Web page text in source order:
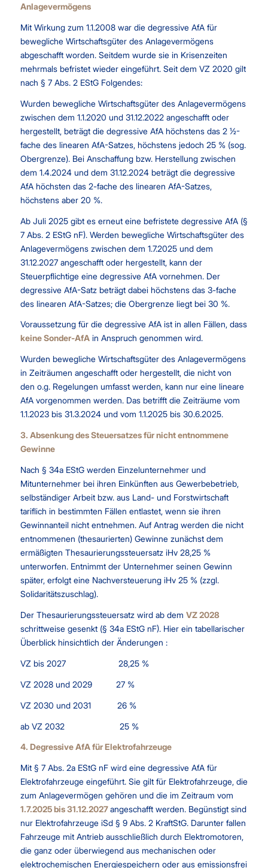
Anlagevermögens
Mit Wirkung zum 1.1.2008 war die degressive AfA für
bewegliche Wirtschaftsgüter des Anlagevermögens
abgeschafft worden. Seitdem wurde sie in Krisenzeiten
mehrmals befristet wieder eingeführt. Seit dem VZ 2020 gilt
nach § 7 Abs. 2 EStG Folgendes:
Wurden bewegliche Wirtschaftsgüter des Anlagevermögens
zwischen dem 1.1.2020 und 31.12.2022 angeschafft oder
hergestellt, beträgt die degressive AfA höchstens das 2 ½-
fache des linearen AfA-Satzes, höchstens jedoch 25 % (sog.
Obergrenze). Bei Anschaffung bzw. Herstellung zwischen
dem 1.4.2024 und dem 31.12.2024 beträgt die degressive
AfA höchsten das 2-fache des linearen AfA-Satzes,
höchstens aber 20 %.
Ab Juli 2025 gibt es erneut eine befristete degressive AfA (§
7 Abs. 2 EStG nF). Werden bewegliche Wirtschaftsgüter des
Anlagevermögens zwischen dem 1.7.2025 und dem
31.12.2027 angeschafft oder hergestellt, kann der
Steuerpflichtige eine degressive AfA vornehmen. Der
degressive AfA-Satz beträgt dabei höchstens das 3-fache
des linearen AfA-Satzes; die Obergrenze liegt bei 30 %.
Voraussetzung für die degressive AfA ist in allen Fällen, dass
keine Sonder-AfAin Anspruch genommen wird.
Wurden bewegliche Wirtschaftsgüter des Anlagevermögens
in Zeiträumen angeschafft oder hergestellt, die nicht von
den o.g. Regelungen umfasst werden, kann nur eine lineare
AfA vorgenommen werden. Das betrifft die Zeiträume vom
1.1.2023 bis 31.3.2024 und vom 1.1.2025 bis 30.6.2025.
3. Absenkung des Steuersatzes für nicht entnommene
Gewinne
Nach § 34a EStG werden Einzelunternehmer und
Mitunternehmer bei ihren Einkünften aus Gewerbebetrieb,
selbständiger Arbeit bzw. aus Land- und Forstwirtschaft
tariflich in bestimmten Fällen entlastet, wenn sie ihren
Gewinnanteil nicht entnehmen. Auf Antrag werden die nicht
entnommenen (thesaurierten) Gewinne zunächst dem
ermäßigten Thesaurierungssteuersatz iHv 28,25 %
unterworfen. Entnimmt der Unternehmer seinen Gewinn
später, erfolgt eine Nachversteuerung iHv 25 % (zzgl.
Solidaritätszuschlag).
Der Thesaurierungssteuersatz wird ab dem VZ 2028
schrittweise gesenkt (§ 34a EStG nF). Hier ein tabellarischer
Überblick hinsichtlich der Änderungen :
VZ bis 2027 28,25 %
VZ 2028 und 2029 27 %
VZ 2030 und 2031 26 %
ab VZ 2032 25 %
4. Degressive AfA für Elektrofahrzeuge
Mit § 7 Abs. 2a EStG nF wird eine degressive AfA für
Elektrofahrzeuge eingeführt. Sie gilt für Elektrofahrzeuge, die
zum Anlagevermögen gehören und die im Zeitraum vom
1.7.2025 bis 31.12.2027angeschafft werden. Begünstigt sind
nur Elektrofahrzeuge iSd § 9 Abs. 2 KraftStG. Darunter fallen
Fahrzeuge mit Antrieb ausschließlich durch Elektromotoren,
die ganz oder überwiegend aus mechanischen oder
elektrochemischen Energiespeichern oder aus emissionsfrei